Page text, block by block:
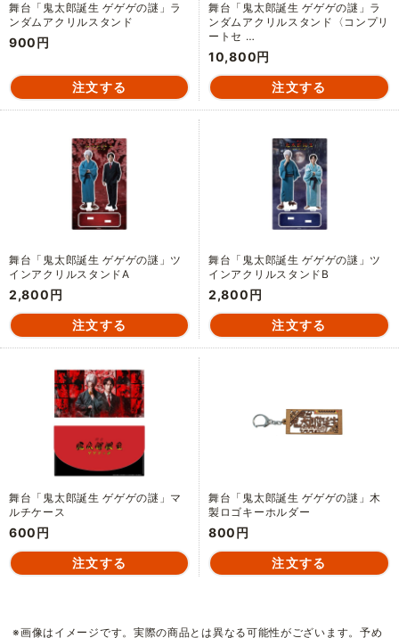
舞台「鬼太郎誕生 ゲゲゲの謎」ラ
ンダムアクリルスタンド
900円
舞台「鬼太郎誕生 ゲゲゲの謎」ラ
ンダムアクリルスタンド〈コンプリ
ートセ …
10,800円
舞台「鬼太郎誕生 ゲゲゲの謎」ツ
インアクリルスタンドA
2,800円
舞台「鬼太郎誕生 ゲゲゲの謎」ツ
インアクリルスタンドB
2,800円
舞台「鬼太郎誕生 ゲゲゲの謎」マ
ルチケース
600円
舞台「鬼太郎誕生 ゲゲゲの謎」木
製ロゴキーホルダー
800円
※画像はイメージです。実際の商品とは異なる可能性がございます。予め